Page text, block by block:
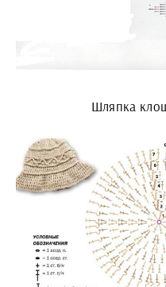
Шляпка